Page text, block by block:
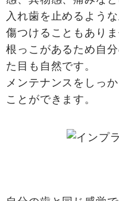
入れ歯を止めるよう
傷つけることもありま
根っこがあるため自
た目も自然です。
メンテナンスをしっ
ことができます。